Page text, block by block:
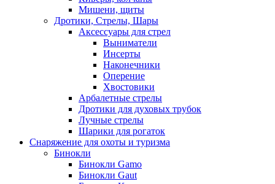
Мишени, щиты
Дротики, Стрелы, Шары
Аксессуары для стрел
Выниматели
Инсерты
Наконечники
Оперение
Хвостовики
Арбалетные стрелы
Дротики для духовых трубок
Лучные стрелы
Шарики для рогаток
Снаряжение для охоты и туризма
Бинокли
Бинокли Gamo
Бинокли Gaut